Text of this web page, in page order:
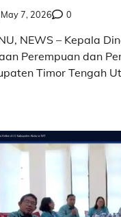
May 7, 2026 0
NEWS – Kepala
Perempuan dan
Timor Tengah